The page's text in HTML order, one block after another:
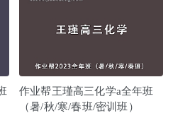
作业帮王瑾高三化学a全年班
（暑/秋/寒/春班/密训班）